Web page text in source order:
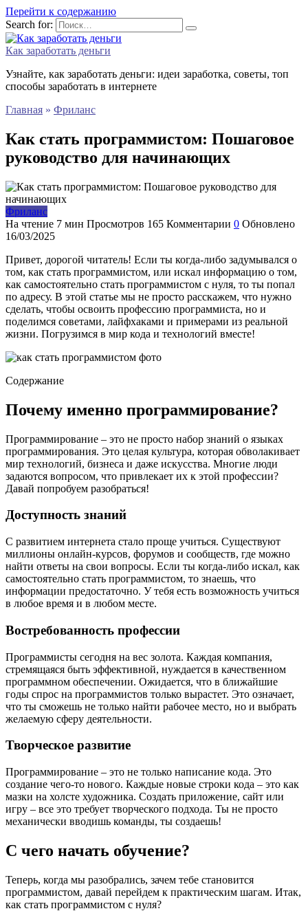
Перейти к содержанию
Search for:
Как заработать деньги
Узнайте, как заработать деньги: идеи заработка, советы, топ
способы заработать в интернете
Главная » Фриланс
Как стать программистом: Пошаговое
руководство для начинающих
Фриланс
На чтение 7 мин Просмотров 165 Комментарии 0 Обновлено
16/03/2025
Привет, дорогой читатель! Если ты когда-либо задумывался о
том, как стать программистом, или искал информацию о том,
как самостоятельно стать программистом с нуля, то ты попал
по адресу. В этой статье мы не просто расскажем, что нужно
сделать, чтобы освоить профессию программиста, но и
поделимся советами, лайфхаками и примерами из реальной
жизни. Погрузимся в мир кода и технологий вместе!
Содержание
Почему именно программирование?
Программирование – это не просто набор знаний о языках
программирования. Это целая культура, которая обволакивает
мир технологий, бизнеса и даже искусства. Многие люди
задаются вопросом, что привлекает их к этой профессии?
Давай попробуем разобраться!
Доступность знаний
С развитием интернета стало проще учиться. Существуют
миллионы онлайн-курсов, форумов и сообществ, где можно
найти ответы на свои вопросы. Если ты когда-либо искал, как
самостоятельно стать программистом, то знаешь, что
информации предостаточно. У тебя есть возможность учиться
в любое время и в любом месте.
Востребованность профессии
Программисты сегодня на вес золота. Каждая компания,
стремящаяся быть эффективной, нуждается в качественном
программном обеспечении. Ожидается, что в ближайшие
годы спрос на программистов только вырастет. Это означает,
что ты сможешь не только найти рабочее место, но и выбрать
желаемую сферу деятельности.
Творческое развитие
Программирование – это не только написание кода. Это
создание чего-то нового. Каждые новые строки кода – это как
мазки на холсте художника. Создать приложение, сайт или
игру – все это требует творческого подхода. Ты не просто
механически вводишь команды, ты создаешь!
С чего начать обучение?
Теперь, когда мы разобрались, зачем тебе становится
программистом, давай перейдем к практическим шагам. Итак,
как стать программистом с нуля?